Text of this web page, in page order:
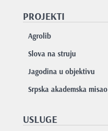
PROJEKTI
Agrolib
Slova na struju
Jagodina u objektivu
Srpska akademska misao
USLUGE